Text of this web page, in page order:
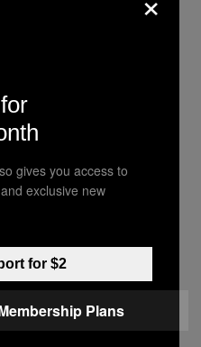
senza un
velivoli coinvolti –
scritto da
sarà richiesta
gives you access to
exclusive new
for $2
Plans